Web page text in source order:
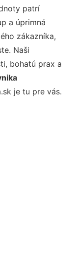
patrí
a úprimná
zákazníka,
Naši
bohatú prax a
je tu pre vás.